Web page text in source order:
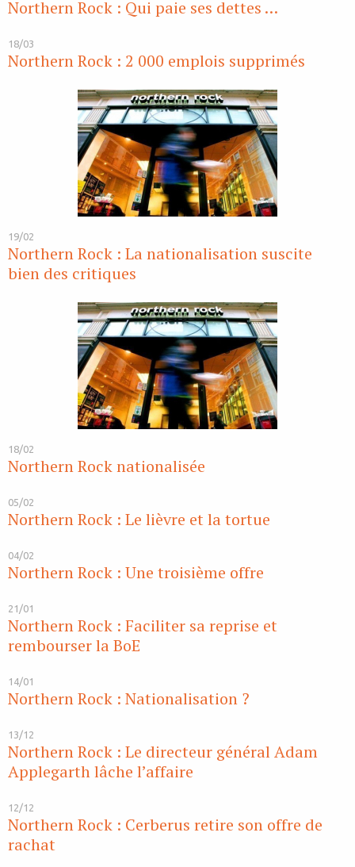
Northern Rock : Qui paie ses dettes …
18/03
Northern Rock : 2 000 emplois supprimés
19/02
Northern Rock : La nationalisation suscite
bien des critiques
18/02
Northern Rock nationalisée
05/02
Northern Rock : Le lièvre et la tortue
04/02
Northern Rock : Une troisième offre
21/01
Northern Rock : Faciliter sa reprise et
rembourser la BoE
14/01
Northern Rock : Nationalisation ?
13/12
Northern Rock : Le directeur général Adam
Applegarth lâche l’affaire
12/12
Northern Rock : Cerberus retire son offre de
rachat